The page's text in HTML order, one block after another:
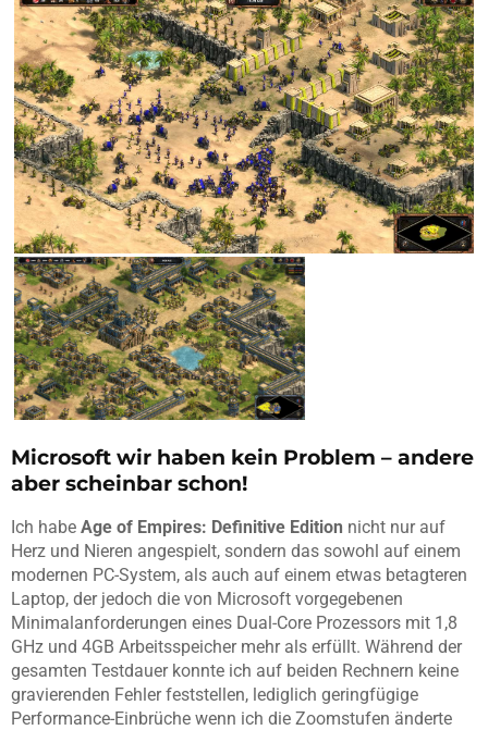
Microsoft wir haben kein Problem – andere
aber scheinbar schon!
Ich habe Age of Empires: Definitive Edition nicht nur auf
Herz und Nieren angespielt, sondern das sowohl auf einem
modernen PC-System, als auch auf einem etwas betagteren
Laptop, der jedoch die von Microsoft vorgegebenen
Minimalanforderungen eines Dual-Core Prozessors mit 1,8
GHz und 4GB Arbeitsspeicher mehr als erfüllt. Während der
gesamten Testdauer konnte ich auf beiden Rechnern keine
gravierenden Fehler feststellen, lediglich geringfügige
Performance-Einbrüche wenn ich die Zoomstufen änderte